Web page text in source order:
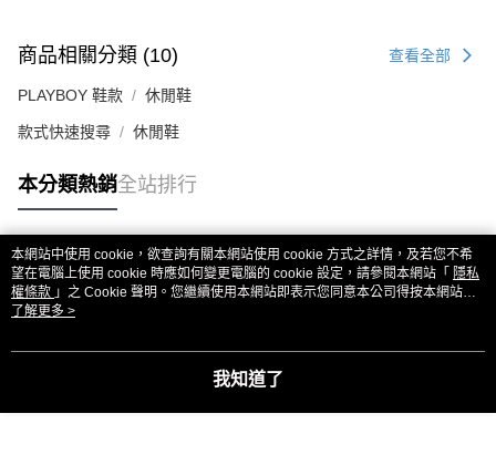
商品相關分類 (10) 查看全部
PLAYBOY 鞋款 休閒鞋
款式快速搜尋 休閒鞋
本分類熱銷全站排行
熱門標籤
本網站中使用 cookie，欲查詢有關本網站使用 cookie 方式之詳情，及若您不希
望在電腦上使用 cookie 時應如何變更電腦的 cookie 設定，請參閱本網站「 隱私
權條款 」之 Cookie 聲明。您繼續使用本網站即表示您同意本公司得按本網站使
用條款之 Cookie 聲明使用 cookie。
了解更多 >
我知道了